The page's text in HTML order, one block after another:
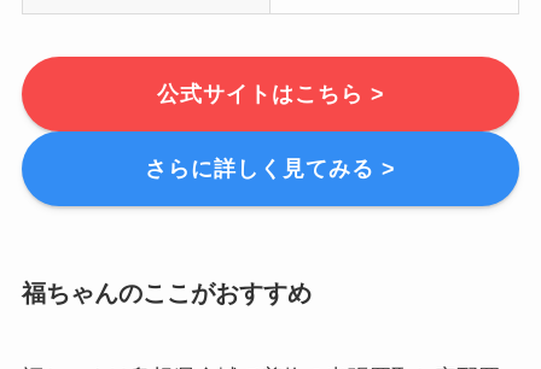
公式サイトはこちら >
さらに詳しく見てみる >
福ちゃんのここがおすすめ